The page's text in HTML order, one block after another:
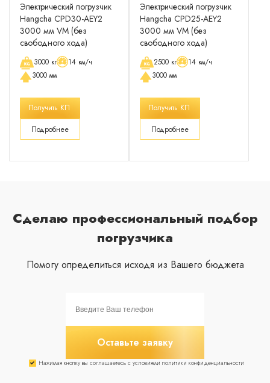
Электрический погрузчик
Hangcha CPD30-AEY2
3000 мм VM (без
свободного хода)
3000 кг
14 км/ч
3000 мм
Получить КП
Подробнее
Электрический погрузчик
Hangcha CPD25-AEY2
3000 мм VM (без
свободного хода)
2500 кг
14 км/ч
3000 мм
Получить КП
Подробнее
Сделаю профессиональный подбор
погрузчика
Помогу определиться исходя из Вашего бюджета
Оставьте заявку
Нажимая кнопку вы соглашаетесь с условиями политики конфиденциальности